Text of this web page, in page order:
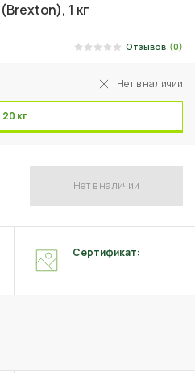
1 кг
Отзывов (0)
Нет в наличии
20 кг
Нет в наличии
Сертификат: